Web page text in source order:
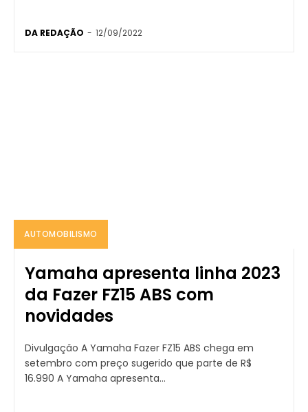
DA REDAÇÃO - 12/09/2022
AUTOMOBILISMO
Yamaha apresenta linha 2023
da Fazer FZ15 ABS com
novidades
Divulgação A Yamaha Fazer FZ15 ABS chega em
setembro com preço sugerido que parte de R$
16.990 A Yamaha apresenta...